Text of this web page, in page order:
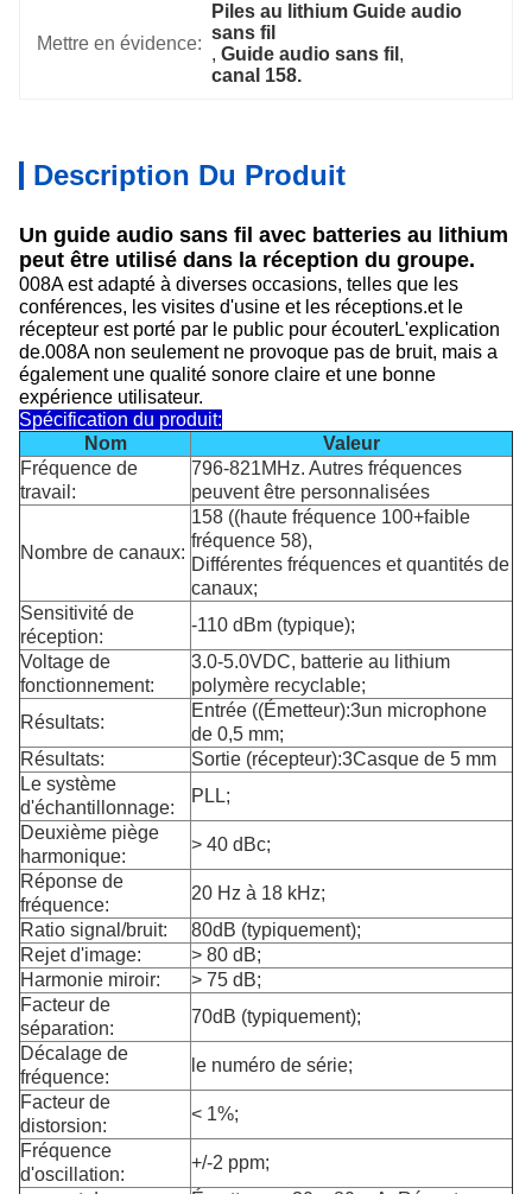
Mettre en évidence:
Piles au lithium Guide audio
sans fil
, Guide audio sans fil ,
canal 158.
Description Du Produit
Un guide audio sans fil avec batteries au lithium
peut être utilisé dans la réception du groupe.
008A est adapté à diverses occasions, telles que les
conférences, les visites d'usine et les réceptions.et le
récepteur est porté par le public pour écouterL'explication
de.008A non seulement ne provoque pas de bruit, mais a
également une qualité sonore claire et une bonne
expérience utilisateur.
Spécification du produit:
Nom
Valeur
Fréquence de
travail:
796-821MHz. Autres fréquences
peuvent être personnalisées
Nombre de canaux:
158 ((haute fréquence 100+faible
fréquence 58),
Différentes fréquences et quantités de
canaux;
Sensitivité de
réception:
-110 dBm (typique);
Voltage de
fonctionnement:
3.0-5.0VDC, batterie au lithium
polymère recyclable;
Résultats:
Entrée ((Émetteur):3un microphone
de 0,5 mm;
Résultats:
Sortie (récepteur):3Casque de 5 mm
Le système
d'échantillonnage:
PLL;
Deuxième piège
harmonique:
> 40 dBc;
Réponse de
fréquence:
20 Hz à 18 kHz;
Ratio signal/bruit:
80dB (typiquement);
Rejet d'image:
> 80 dB;
Harmonie miroir:
> 75 dB;
Facteur de
séparation:
70dB (typiquement);
Décalage de
fréquence:
le numéro de série;
Facteur de
distorsion:
< 1%;
Fréquence
d'oscillation:
+/-2 ppm;